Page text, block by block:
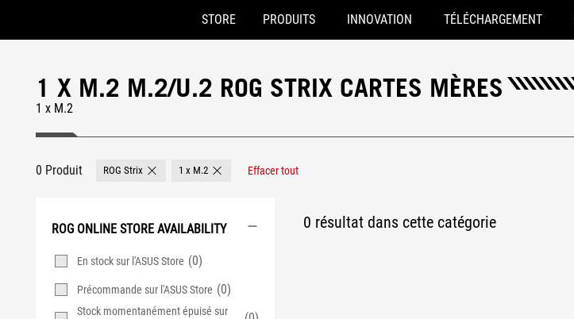
Accessibility links
STORE PRODUITS INNOVATION TÉLÉCHARGEMENT
1 X M.2 M.2/U.2 ROG STRIX CARTES MÈRES
1 x M.2
0 Produit ROG Strix Remove ROG Strix
1 x M.2 Remove 1 x M.2
Effacer tout
ROG ONLINE STORE AVAILABILITY
En stock sur l'ASUS Store (0)
Précommande sur l'ASUS Store (0)
Stock momentanément épuisé sur
0 résultat dans cette catégorie